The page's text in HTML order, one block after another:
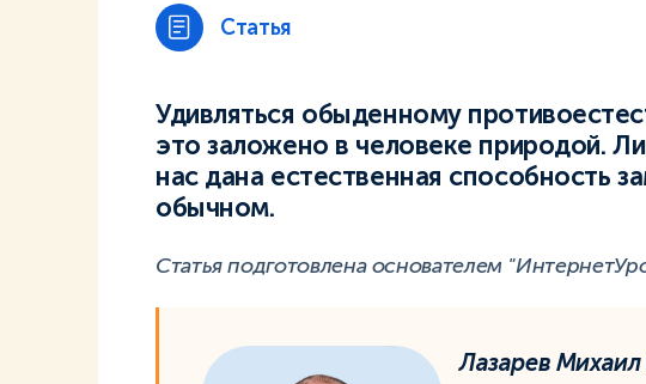
Статья
Удивляться обыденному
это заложено в человеке природой.
нас дана естественная способность
обычном.
Статья подготовлена основателем
Лазарев